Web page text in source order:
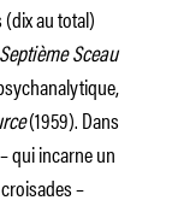
au total)
Sceau
(1959). Dans
qui incarne un
–